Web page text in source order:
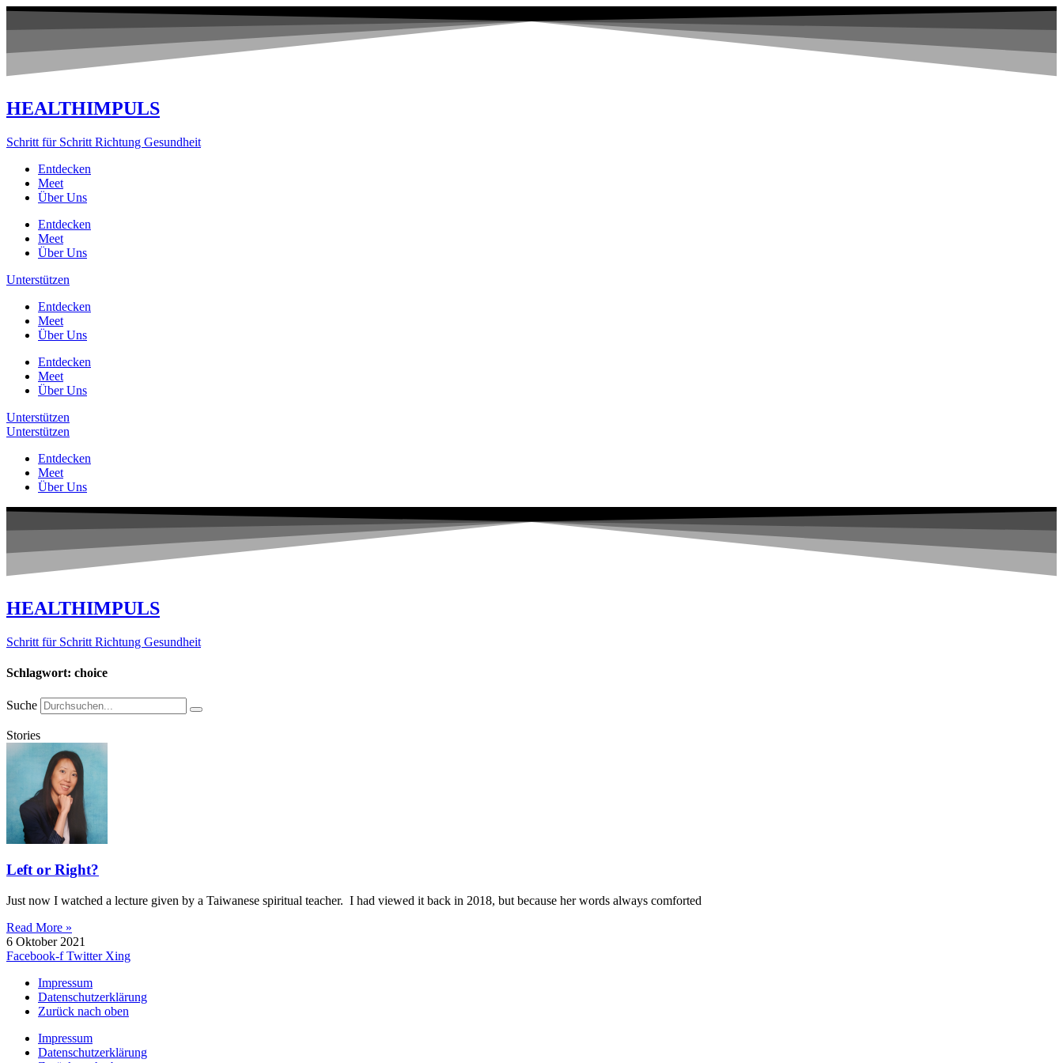
Zum
HEALTHIMPULS
Schritt für Schritt Richtung Gesundheit
Entdecken
Meet
Über Uns
Entdecken
Meet
Über Uns
Unterstützen
Entdecken
Meet
Über Uns
Entdecken
Meet
Über Uns
Unterstützen
Unterstützen
Entdecken
Meet
Über Uns
HEALTHIMPULS
Schritt für Schritt Richtung Gesundheit
Schlagwort: choice
Suche
Stories
Left or Right?
Just now I watched a lecture given by a Taiwanese spiritual teacher. I had viewed it back in 2018, but because her words always comforted
Read More »
6 Oktober 2021
Facebook-f Twitter Xing
Impressum
Datenschutzerklärung
Zurück nach oben
Impressum
Datenschutzerklärung